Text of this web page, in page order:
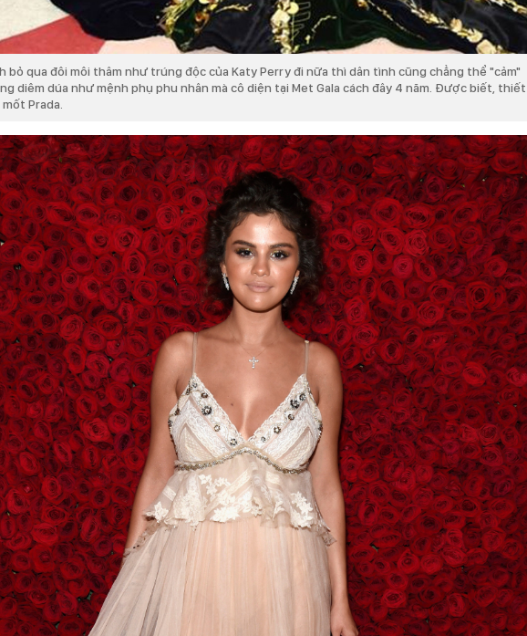
bỏ qua đôi môi thâm như trúng độc của Katy Perry đi nữa thì dân tình cũng chẳng thể "cảm"
diêm dúa như mệnh phụ phu nhân mà cô diện tại Met Gala cách đây 4 năm. Được biết, thiết
Prada.